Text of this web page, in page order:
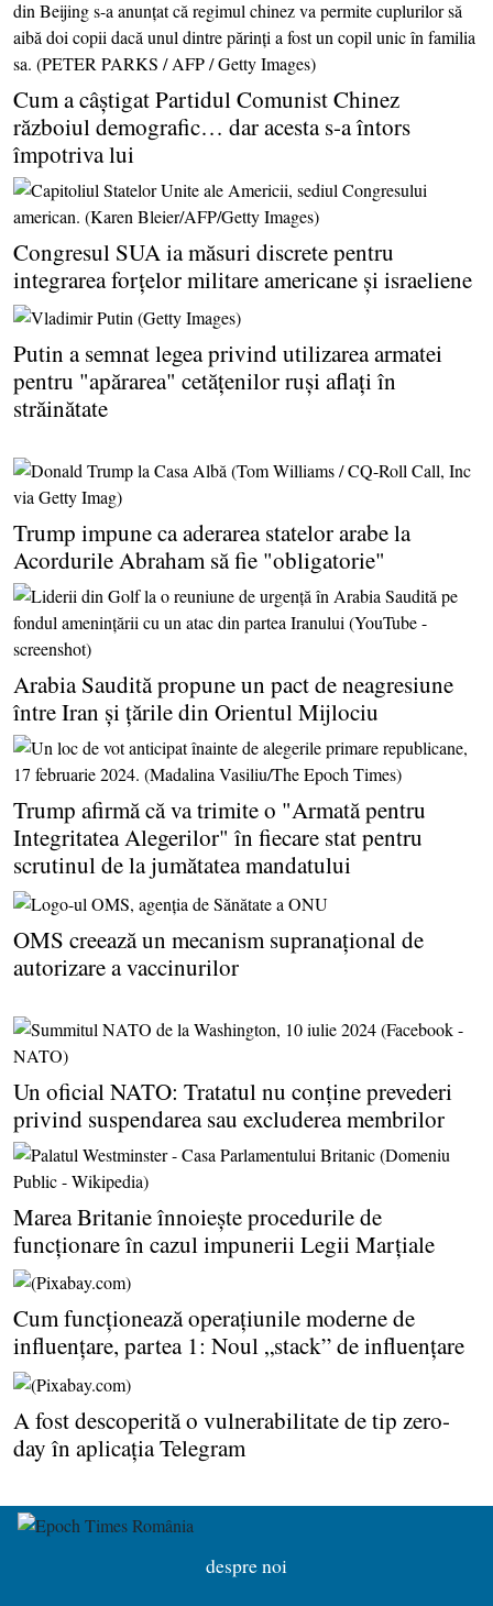
Cum a câştigat Partidul Comunist Chinez
războiul demografic… dar acesta s-a întors
împotriva lui
Congresul SUA ia măsuri discrete pentru
integrarea forţelor militare americane şi israeliene
Putin a semnat legea privind utilizarea armatei
pentru "apărarea" cetăţenilor ruşi aflaţi în
străinătate
Trump impune ca aderarea statelor arabe la
Acordurile Abraham să fie "obligatorie"
Arabia Saudită propune un pact de neagresiune
între Iran şi ţările din Orientul Mijlociu
Trump afirmă că va trimite o "Armată pentru
Integritatea Alegerilor" în fiecare stat pentru
scrutinul de la jumătatea mandatului
OMS creează un mecanism supranaţional de
autorizare a vaccinurilor
Un oficial NATO: Tratatul nu conţine prevederi
privind suspendarea sau excluderea membrilor
Marea Britanie înnoieşte procedurile de
funcţionare în cazul impunerii Legii Marţiale
Cum funcţionează operaţiunile moderne de
influenţare, partea 1: Noul „stack” de influenţare
A fost descoperită o vulnerabilitate de tip zero-
day în aplicaţia Telegram
despre noi